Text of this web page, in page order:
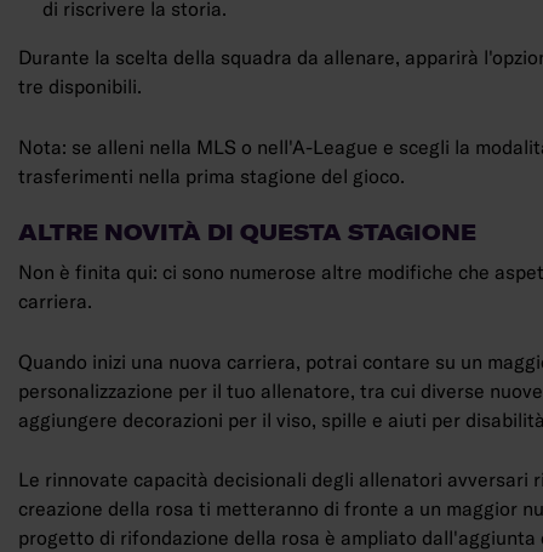
di riscrivere la storia.
Durante la scelta della squadra da allenare, apparirà
tre disponibili.
Nota: se alleni nella MLS o nell'A-League e scegli la
trasferimenti nella prima stagione del gioco.
ALTRE NOVITÀ DI QUESTA STAGIONE
Non è finita qui: ci sono numerose altre modifiche che
carriera.
Quando inizi una nuova carriera, potrai contare su un
personalizzazione per il tuo allenatore, tra cui diverse
aggiungere decorazioni per il viso, spille e aiuti per
Le rinnovate capacità decisionali degli allenatori avversari
creazione della rosa ti metteranno di fronte a un maggior
progetto di rifondazione della rosa è ampliato